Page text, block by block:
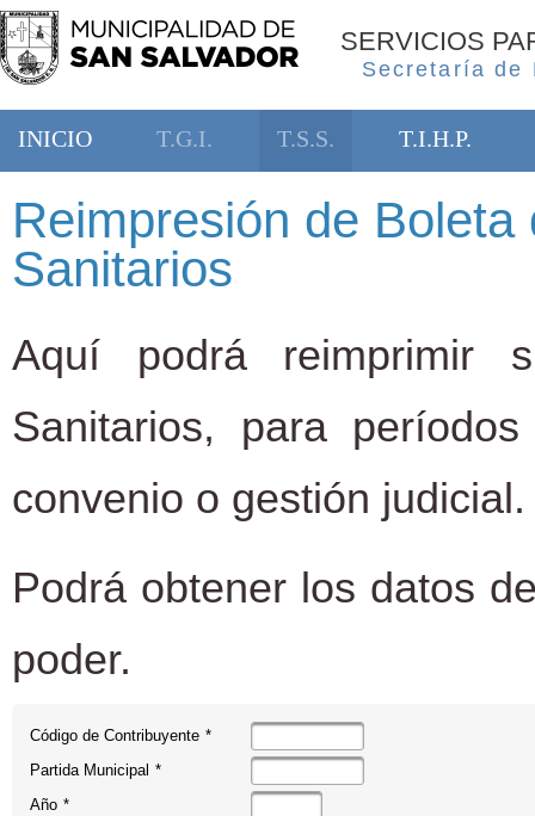
SERVICIOS
Secretaría de
INICIO T.G.I. T.S.S. T.I.H.P.
Reimpresión de
Sanitarios
Aquí podrá reimprimir
Sanitarios, para
convenio o gestión judicial.
Podrá obtener los datos
poder.
Código de Contribuyente *
Partida Municipal *
Año *